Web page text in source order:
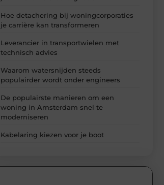
Hoe detachering bij woningcorporaties
je carrière kan transformeren
Leverancier in transportwielen met
technisch advies
Waarom watersnijden steeds
populairder wordt onder engineers
De populairste manieren om een
woning in Amsterdam snel te
moderniseren
Kabelaring kiezen voor je boot